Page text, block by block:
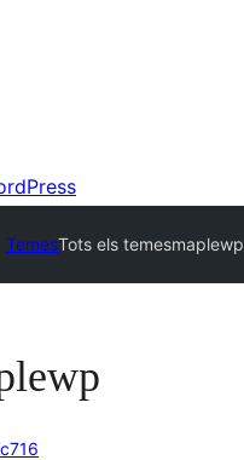
TemesTots els temesmaplewp